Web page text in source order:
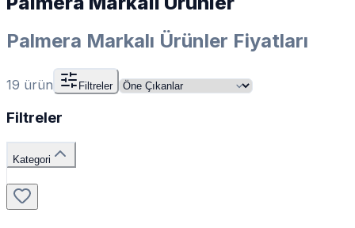
Palmera Markalı Ürünler Fiyatları
19 ürün Filtreler
Filtreler
Kategori